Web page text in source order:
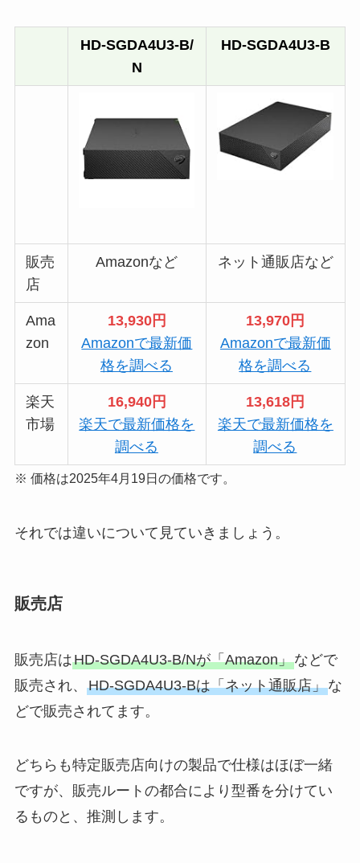
HD-SGDA4U3-B/
N
HD-SGDA4U3-B
販売
店
Amazonなど ネット通販店など
Ama
zon
13,930円
Amazonで最新価
格を調べる
13,970円
Amazonで最新価
格を調べる
楽天
市場
16,940円
楽天で最新価格を
調べる
13,618円
楽天で最新価格を
調べる
※ 価格は2025年4月19日の価格です。
それでは違いについて見ていきましょう。
販売店
販売店はHD-SGDA4U3-B/Nが「Amazon」などで
販売され、 HD-SGDA4U3-Bは「ネット通販店」な
どで販売されてます。
どちらも特定販売店向けの製品で仕様はほぼ一緒
ですが、販売ルートの都合により型番を分けてい
るものと、推測します。